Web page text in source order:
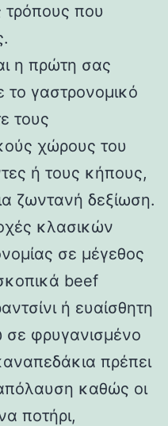
τρόπους που
η πρώτη σας
το γαστρονομικό
τους
χώρους του
ή τους κήπους,
ζωντανή δεξίωση.
κλασικών
σε μέγεθος
beef
ή ευαίσθητη
φρυγανισμένο
πρέπει
καθώς οι
ποτήρι,